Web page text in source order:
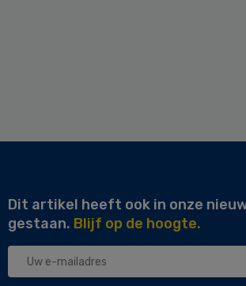
Dit artikel heeft ook in onze
gestaan. Blijf op de hoogte.
Uw